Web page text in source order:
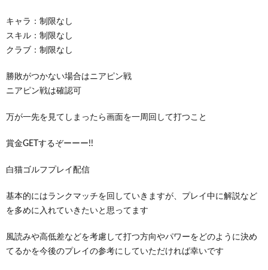
キャラ：制限なし
スキル：制限なし
クラブ：制限なし
勝敗がつかない場合はニアピン戦
ニアピン戦は確認可
万が一先を見てしまったら画面を一周回して打つこと
賞金GETするぞーーー!!
白猫ゴルフプレイ配信
基本的にはランクマッチを回していきますが、プレイ中に解説など
を多めに入れていきたいと思ってます
風読みや高低差などを考慮して打つ方向やパワーをどのように決め
てるかを今後のプレイの参考にしていただければ幸いです